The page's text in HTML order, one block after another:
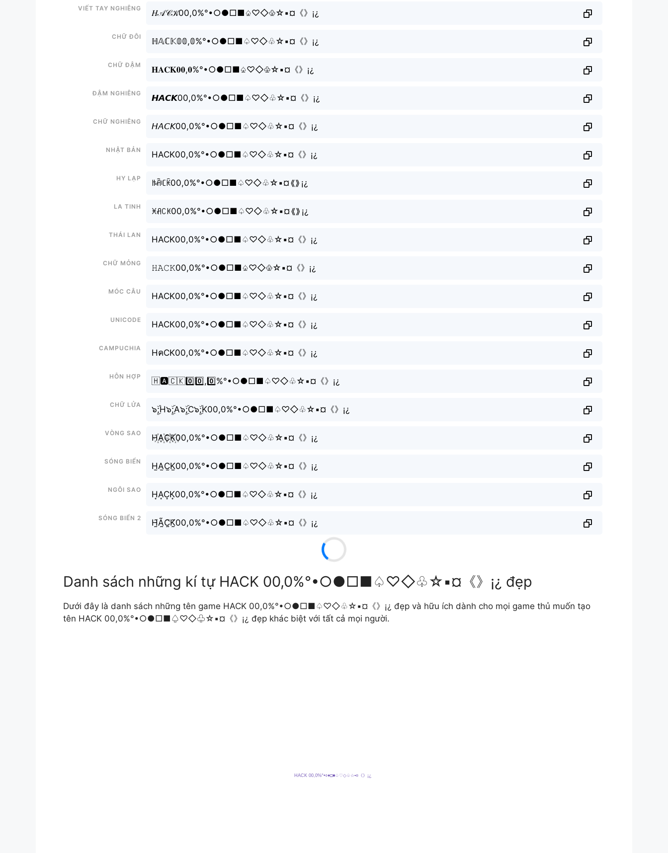
Viết tay nghiêng
𝐻𝒜𝒞𝒦00,0%°•○●□■♤♡◇♧☆▪¤《》¡¿
Chữ đôi
ℍ𝔸ℂ𝕂𝟘𝟘,𝟘%°•○●□■♤♡◇♧☆▪¤《》¡¿
Chữ đậm
𝐇𝐀𝐂𝐊𝟎𝟎,𝟎%°•○●□■♤♡◇♧☆▪¤《》¡¿
Đậm nghiêng
𝙃𝘼𝘾𝙆00,0%°•○●□■♤♡◇♧☆▪¤《》¡¿
Chữ nghiêng
𝘏𝘈𝘊𝘒00,0%°•○●□■♤♡◇♧☆▪¤《》¡¿
Nhật bản
HACK00,0%°•○●□■♤♡◇♧☆▪¤《》¡¿
Hy lạp
ꑛꋫꏸꀗ00,0%°•○●□■♤♡◇♧☆▪¤《》¡¿
La tinh
ꁝꋬꉔꀘ00,0%°•○●□■♤♡◇♧☆▪¤《》¡¿
Thái lan
HACK00,0%°•○●□■♤♡◇♧☆▪¤《》¡¿
Chữ mỏng
𝙷𝙰𝙲𝙺00,0%°•○●□■♤♡◇♧☆▪¤《》¡¿
Móc câu
HACK00,0%°•○●□■♤♡◇♧☆▪¤《》¡¿
Unicode
НАСК00,0%°•○●□■♤♡◇♧☆▪¤《》¡¿
Campuchia
HคCK00,0%°•○●□■♤♡◇♧☆▪¤《》¡¿
Hỗn hợp
🇭🅰️🇨🇰0️⃣0️⃣,0️⃣%°•○●□■♤♡◇♧☆▪¤《》¡¿
Chữ Lửa
๖ۣۜ;H๖ۣۜ;A๖ۣۜ;C๖ۣۜ;K00,0%°•○●□■♤♡◇♧☆▪¤《》¡¿
Vòng sao
H꙰A꙰C꙰K꙰00,0%°•○●□■♤♡◇♧☆▪¤《》¡¿
Sóng biển
H̫A̫C̫K̫00,0%°•○●□■♤♡◇♧☆▪¤《》¡¿
Ngôi sao
H͙A͙C͙K͙00,0%°•○●□■♤♡◇♧☆▪¤《》¡¿
Sóng biển 2
H̰̃Ã̰C̰̃K̰̃00,0%°•○●□■♤♡◇♧☆▪¤《》¡¿
Danh sách những kí tự HACK 00,0%°•○●□■♤♡◇♧☆▪¤《》¡¿ đẹp
Dưới đây là danh sách những tên game HACK 00,0%°•○●□■♤♡◇♧☆▪¤《》¡¿ đẹp và hữu ích dành cho mọi game thủ muốn tạo
tên HACK 00,0%°•○●□■♤♡◇♧☆▪¤《》¡¿ đẹp khác biệt với tất cả mọi người.